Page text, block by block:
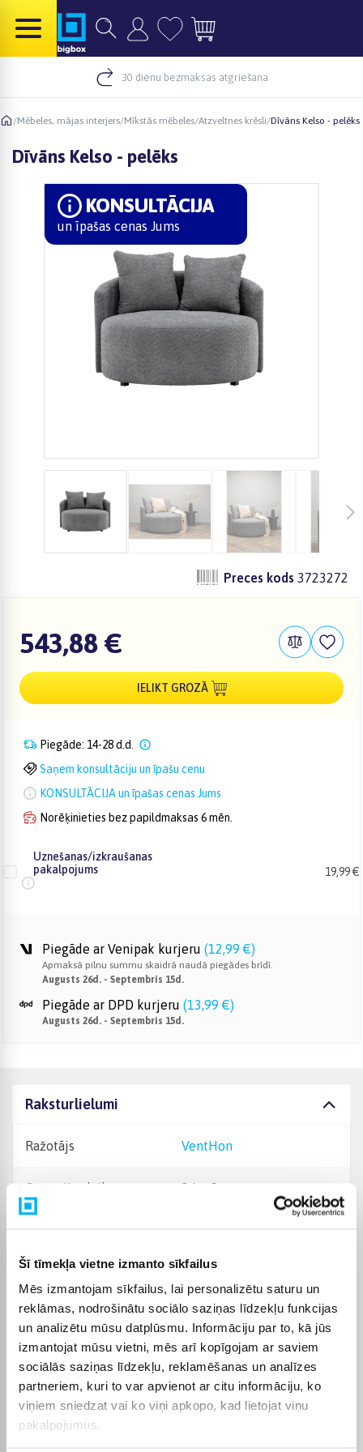
Šī tīmekļa vietne izmanto sīkfailus
Mēs izmantojam sīkfailus, lai personalizētu saturu un
reklāmas, nodrošinātu sociālo saziņas līdzekļu funkcijas
un analizētu mūsu datplūsmu. Informāciju par to, kā jūs
izmantojat mūsu vietni, mēs arī kopīgojam ar saviem
sociālās saziņas līdzekļu, reklamēšanas un analīzes
partneriem, kuri to var apvienot ar citu informāciju, ko
viņiem sniedzat vai ko viņi apkopo, kad lietojat viņu
pakalpojumus.
30 dienu bezmaksas atgriešana
/Mēbeles, mājas interjers/Mīkstās mēbeles/Atzveltnes krēsli/Dīvāns Kelso - pelēks
Dīvāns Kelso - pelēks
KONSULTĀCIJA
un īpašas cenas Jums
Preces kods 3723272
543,88 €
IELIKT GROZĀ
Piegāde: 14-28 d.d.
Saņem konsultāciju un īpašu cenu
KONSULTĀCIJA un īpašas cenas Jums
Norēķinieties bez papildmaksas 6 mēn.
Uznešanas/izkraušanas
pakalpojums
19,99 €
Piegāde ar Venipak kurjeru (12,99 €)
Apmaksā pilnu summu skaidrā naudā piegādes brīdī.
Augusts 26d. - Septembris 15d.
Piegāde ar DPD kurjeru (13,99 €)
Augusts 26d. - Septembris 15d.
Raksturlielumi
Ražotājs VentHon
Garantijas laiks 24 mēn.
Svarīga informācija
Mēbeļu kopšanas un
drošības ieteikumi:
Mēbeles ieteicams tīrīt ar
mīkstu drānu vai
speciāliem mēbeļu
kopšanas līdzekļiem,
izvairoties no agresīviem
ķīmiskiem un abrazīviem
tīrīšanas līdzekļiem.
Auduma, gobelēna vai
ādas virsmas kopjiet tikai